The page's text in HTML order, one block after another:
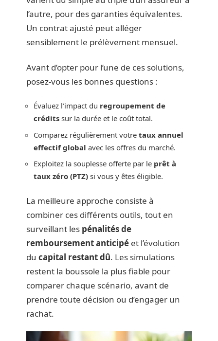
l’autre, pour des garanties équivalentes.
Un contrat ajusté peut alléger
sensiblement le prélèvement mensuel.
Avant d’opter pour l’une de ces solutions,
posez-vous les bonnes questions :
Évaluez l’impact du regroupement de
crédits sur la durée et le coût total.
Comparez régulièrement votre taux annuel
effectif global avec les offres du marché.
Exploitez la souplesse offerte par le prêt à
taux zéro (PTZ) si vous y êtes éligible.
La meilleure approche consiste à
combiner ces différents outils, tout en
surveillant les pénalités de
remboursement anticipé et l’évolution
du capital restant dû. Les simulations
restent la boussole la plus fiable pour
comparer chaque scénario, avant de
prendre toute décision ou d’engager un
rachat.